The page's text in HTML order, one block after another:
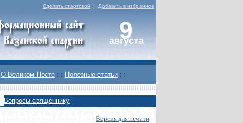
Сделать стартовой | Добавить в избранное
9
августа
О Великом Посте : : Полезные статьи : :
Вопросы священнику
Версия для печати